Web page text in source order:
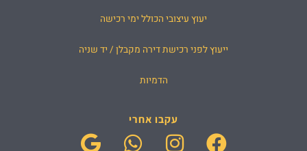
יעוץ עיצובי הכולל ימי רכישה
ייעוץ לפני רכישת דירה מקבלן / יד שניה
הדמיות
עקבו אחרי
F
I
W
G